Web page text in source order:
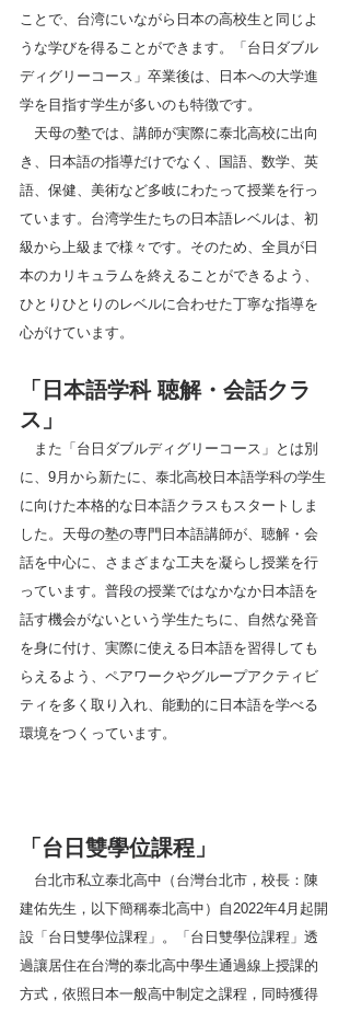
ことで、台湾にいながら日本の高校生と同じよ
うな学びを得ることができます。「台日ダブル
ディグリーコース」卒業後は、日本への大学進
学を目指す学生が多いのも特徴です。
天母の塾では、講師が実際に泰北高校に出向
き、日本語の指導だけでなく、国語、数学、英
語、保健、美術など多岐にわたって授業を行っ
ています。台湾学生たちの日本語レベルは、初
級から上級まで様々です。そのため、全員が日
本のカリキュラムを終えることができるよう、
ひとりひとりのレベルに合わせた丁寧な指導を
心がけています。
「日本語学科 聴解・会話クラ
ス」
また「台日ダブルディグリーコース」とは別
に、9月から新たに、泰北高校日本語学科の学生
に向けた本格的な日本語クラスもスタートしま
した。天母の塾の専門日本語講師が、聴解・会
話を中心に、さまざまな工夫を凝らし授業を行
っています。普段の授業ではなかなか日本語を
話す機会がないという学生たちに、自然な発音
を身に付け、実際に使える日本語を習得しても
らえるよう、ペアワークやグループアクティビ
ティを多く取り入れ、能動的に日本語を学べる
環境をつくっています。
「台日雙學位課程」
台北市私立泰北高中（台灣台北市，校長：陳
建佑先生，以下簡稱泰北高中）自2022年4月起開
設「台日雙學位課程」。「台日雙學位課程」透
過讓居住在台灣的泰北高中學生通過線上授課的
方式，依照日本一般高中制定之課程，同時獲得